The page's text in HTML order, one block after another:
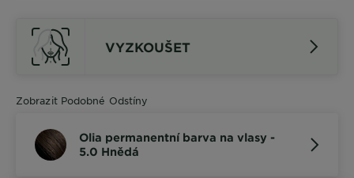
VYZKOUŠET
Zobrazit Podobné Odstíny
Olia permanentní barva na vlasy -
5.0 Hnědá